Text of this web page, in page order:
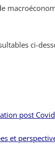
ci-
post
et